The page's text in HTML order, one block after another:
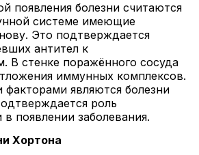
появления болезни считаются
системе имеющие
Это подтверждается
антител к
В стенке поражённого сосуда
иммунных комплексов.
являются болезни
роль
появлении заболевания.
Хортона